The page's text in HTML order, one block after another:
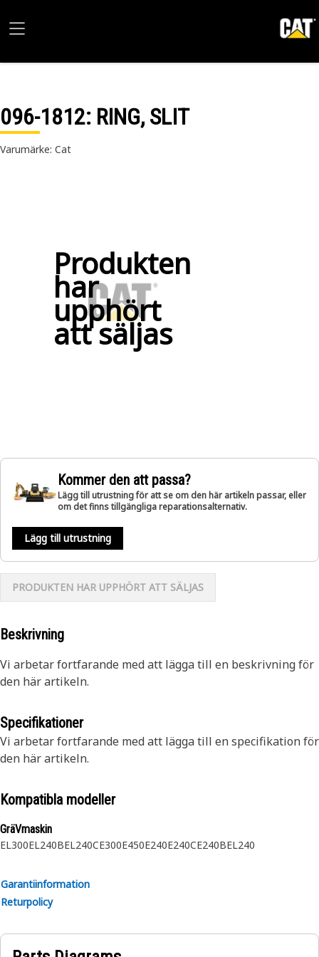
096-1812: RING, SLIT
Varumärke: Cat
Produkten
har
upphört
att säljas
Kommer den att passa?
Lägg till utrustning för att se om den här artikeln passar, eller
om det finns tillgängliga reparationsalternativ.
Lägg till utrustning
PRODUKTEN HAR UPPHÖRT ATT SÄLJAS
Beskrivning
Vi arbetar fortfarande med att lägga till en beskrivning för
den här artikeln.
Specifikationer
Vi arbetar fortfarande med att lägga till en specifikation för
den här artikeln.
Kompatibla modeller
GräVmaskin
EL300EL240BEL240CE300E450E240E240CE240BEL240
Garantiinformation
Returpolicy